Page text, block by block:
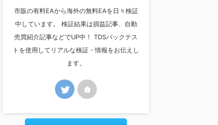
市販の有料EAから海外の無料EAを日々検証
中しています。 検証結果は損益記事、自動
売買紹介記事などでUP中！ TDSバックテス
トを使用してリアルな検証・情報をお伝えし
ます。